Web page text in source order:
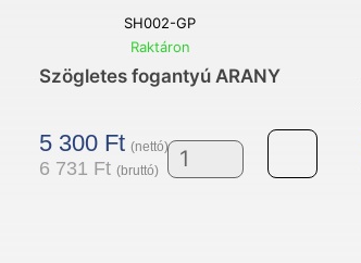
SH002-GP
Raktáron
Szögletes fogantyú ARANY
5 300 Ft (nettó)
6 731 Ft (bruttó)
Szögletes